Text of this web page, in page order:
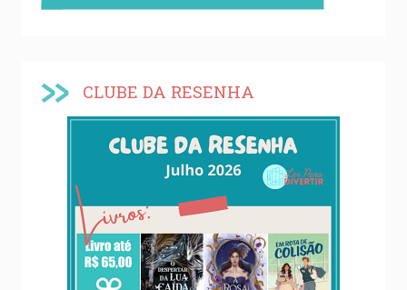
CLUBE DA RESENHA